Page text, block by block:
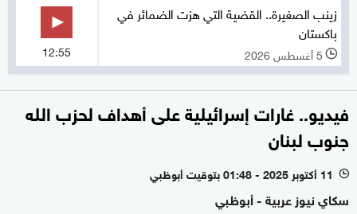
زينب الصغيرة.. القضية التي هزت الضمائر في
باكستان
l 5 أغسطس 2026 12:55
فيديو.. غارات إسرائيلية على أهداف لحزب الله
جنوب لبنان
l 11 أكتوبر 2025 - 01:48 بتوقيت أبوظبي
سكاي نيوز عربية - أبوظبي